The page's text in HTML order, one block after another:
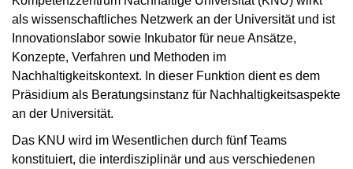
als wissenschaftliches Netzwerk an der Universität und ist
Innovationslabor sowie Inkubator für neue Ansätze,
Konzepte, Verfahren und Methoden im
Nachhaltigkeitskontext. In dieser Funktion dient es dem
Präsidium als Beratungsinstanz für Nachhaltigkeitsaspekte
an der Universität.
Das KNU wird im Wesentlichen durch fünf Teams
konstituiert, die interdisziplinär und aus verschiedenen